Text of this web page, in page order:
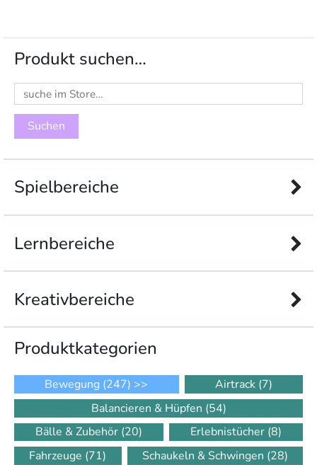
Produkt suchen…
Suchen
nach:
Spielbereiche
Lernbereiche
Kreativbereiche
Produkt­kategorien
Bewegung (247) >> Airtrack (7)
Balancieren & Hüpfen (54)
Bälle & Zubehör (20) Erlebnistücher (8)
Fahrzeuge (71) Schaukeln & Schwingen (28)